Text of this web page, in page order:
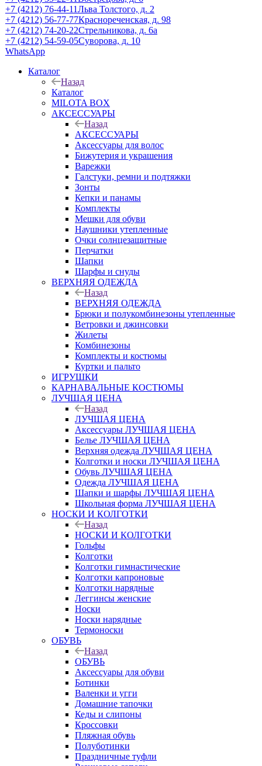
+7 (4212) 76-44-11Льва Толстого, д. 2
+7 (4212) 56-77-77Краснореченская, д. 98
+7 (4212) 74-20-22Стрельникова, д. 6а
+7 (4212) 54-59-05Суворова, д. 10
WhatsApp
Каталог
Назад
Каталог
MILOTA BOX
АКСЕССУАРЫ
Назад
АКСЕССУАРЫ
Аксессуары для волос
Бижутерия и украшения
Варежки
Галстуки, ремни и подтяжки
Зонты
Кепки и панамы
Комплекты
Мешки для обуви
Наушники утепленные
Очки солнцезащитные
Перчатки
Шапки
Шарфы и снуды
ВЕРХНЯЯ ОДЕЖДА
Назад
ВЕРХНЯЯ ОДЕЖДА
Брюки и полукомбинезоны утепленные
Ветровки и джинсовки
Жилеты
Комбинезоны
Комплекты и костюмы
Куртки и пальто
ИГРУШКИ
КАРНАВАЛЬНЫЕ КОСТЮМЫ
ЛУЧШАЯ ЦЕНА
Назад
ЛУЧШАЯ ЦЕНА
Аксессуары ЛУЧШАЯ ЦЕНА
Белье ЛУЧШАЯ ЦЕНА
Верхняя одежда ЛУЧШАЯ ЦЕНА
Колготки и носки ЛУЧШАЯ ЦЕНА
Обувь ЛУЧШАЯ ЦЕНА
Одежда ЛУЧШАЯ ЦЕНА
Шапки и шарфы ЛУЧШАЯ ЦЕНА
Школьная форма ЛУЧШАЯ ЦЕНА
НОСКИ И КОЛГОТКИ
Назад
НОСКИ И КОЛГОТКИ
Гольфы
Колготки
Колготки гимнастические
Колготки капроновые
Колготки нарядные
Леггинсы женские
Носки
Носки нарядные
Термоноски
ОБУВЬ
Назад
ОБУВЬ
Аксессуары для обуви
Ботинки
Валенки и угги
Домашние тапочки
Кеды и слипоны
Кроссовки
Пляжная обувь
Полуботинки
Праздничные туфли